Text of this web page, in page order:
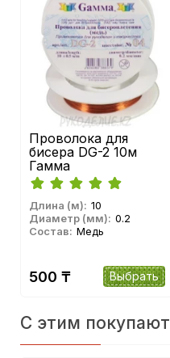
Проволока для
бисера DG-2 10м
Гамма
Длина (м): 10
Диаметр (мм): 0.2
Состав: Медь
500 ₸ Выбрать
С этим покупают